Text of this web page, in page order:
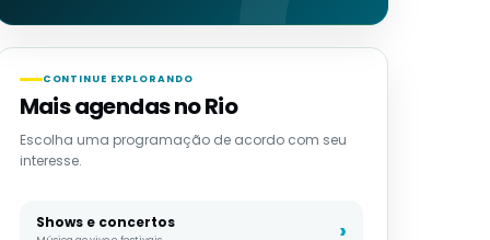
CONTINUE EXPLORANDO
Mais agendas no Rio
Escolha uma programação de acordo com seu
interesse.
Shows e concertos